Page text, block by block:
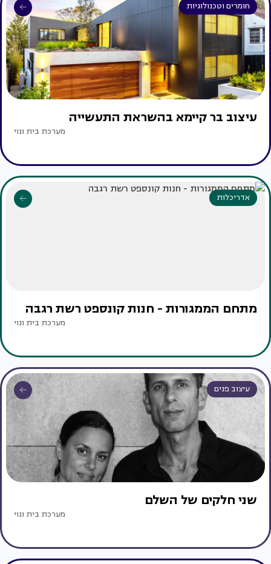
חומרים וטכנולוגיות
עיצוב בר קיימא בהשראת התעשייה
מערכת בית ונוי
אדריכלות
מתחם הממגורות - חנות קונספט רשת רגבה
מערכת בית ונוי
עיצוב פנים
שני חלקים של השלם
מערכת בית ונוי